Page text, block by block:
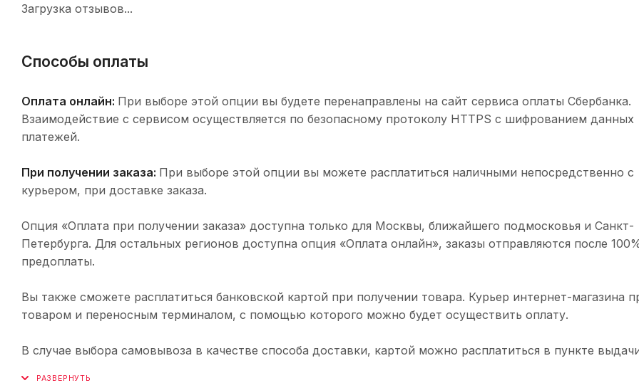
Загрузка отзывов...
Способы оплаты
Оплата онлайн: При выборе этой опции вы будете перенаправлены на сайт сервиса оплаты Сбербанка.
Взаимодействие с сервисом осуществляется по безопасному протоколу HTTPS с шифрованием данных
платежей.
При получении заказа: При выборе этой опции вы можете расплатиться наличными непосредственно с
курьером, при доставке заказа.
Опция «Оплата при получении заказа» доступна только для Москвы, ближайшего подмосковья и Санкт-
Петербурга. Для остальных регионов доступна опция «Оплата онлайн», заказы отправляются после
предоплаты.
Вы также сможете расплатиться банковской картой при получении товара. Курьер интернет-магазина
товаром и переносным терминалом, с помощью которого можно будет осуществить оплату.
В случае выбора самовывоза в качестве способа доставки, картой можно расплатиться в пункте